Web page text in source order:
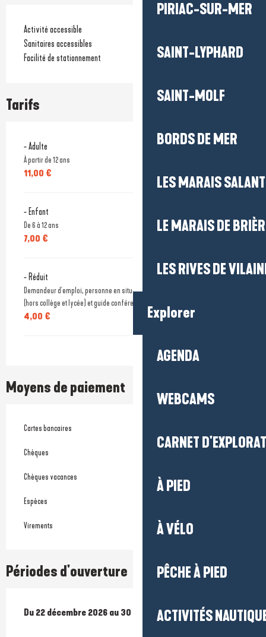
PIRIAC-SUR-MER
SAINT-LYPHARD
SAINT-MOLF
BORDS DE MER
LES MARAIS
LE MARAIS DE
LES RIVES DE
Explorer
AGENDA
WEBCAMS
CARNET
À PIED
À VÉLO
PÊCHE À PIED
ACTIVITÉS
Activité accessible
Sanitaires accessibles
Facilité de stationnement
Tarifs
- Adulte
À partir de 12 ans
11,00 €
- Enfant
De 6 à 12 ans
7,00 €
- Réduit
Demandeur d'emploi, personne en situation de handicap, étudiants -25 ans
(hors collège et lycée) et guide conférencier sur présentation d'un justificatif.
4,00 €
Moyens de paiement
Cartes bancaires
Chèques
Chèques vacances
Espèces
Virements
Périodes d'ouverture
Du 22 décembre 2026 au 30 décembre 2026
Du 22 décembre 2026 au 30 décembre 2026